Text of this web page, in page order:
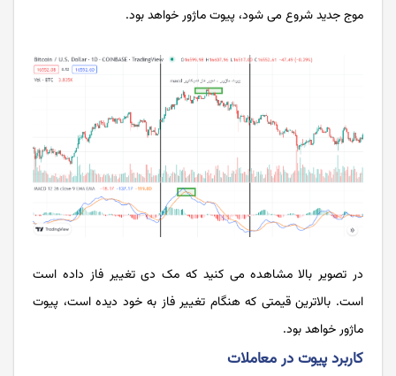
موج جدید شروع می شود، پیوت ماژور خواهد بود.
در تصویر بالا مشاهده می کنید که مک دی تغییر فاز داده است
است. بالاترین قیمتی که هنگام تغییر فاز به خود دیده است، پیوت
ماژور خواهد بود.
کاربرد پیوت در معاملات